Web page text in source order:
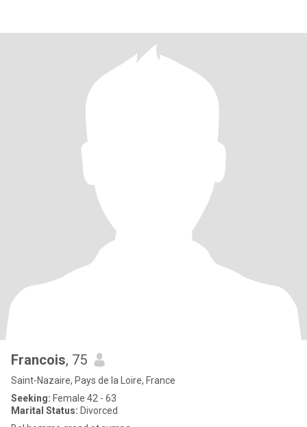
Francois, 75
Saint-Nazaire, Pays de la Loire, France
Seeking: Female 42 - 63
Marital Status: Divorced